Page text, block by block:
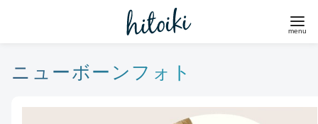
ニューボーンフォト